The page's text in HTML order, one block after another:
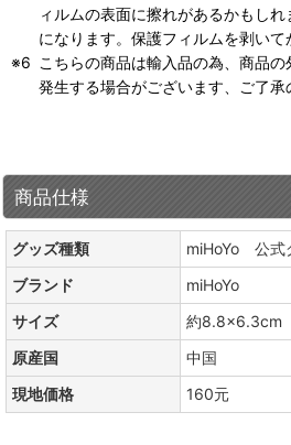
ィルムの表面に擦れがあるかもし
になります。保護フィルムを剥いて
こちらの商品は輸入品の為、商品
発生する場合がございます、ご了承
商品仕様
グッズ種類
miHoYo 公式
ブランド
miHoYo
サイズ
約8.8×6.3cm
原産国
中国
現地価格
160元